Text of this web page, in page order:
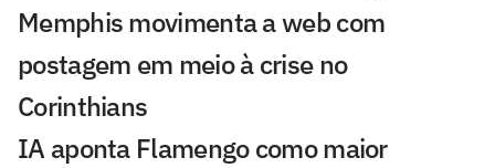
Memphis movimenta a web com
postagem em meio à crise no
Corinthians
IA aponta Flamengo como maior